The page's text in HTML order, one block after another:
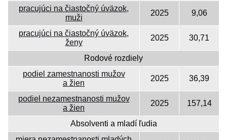
pracujúci na čiastočný úväzok,
muži
2025 9,06
pracujúci na čiastočný úväzok,
ženy
2025 30,71
Rodové rozdiely
podiel zamestnanosti mužov
a žien
2025 36,39
podiel nezamestnanosti mužov
a žien
2025 157,14
Absolventi a mladí ľudia